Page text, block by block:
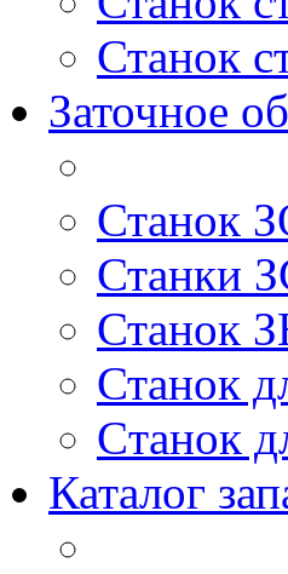
Станок
Заточное
Станок
Станки
Станок
Станок
Cтанок
Каталог